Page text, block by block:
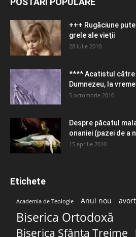
+++ Rugăciune
grele ale vieţii
28 iulie 2010
**** Acatistul
Dumnezeu, la
5 octombrie 2010
Despre păcatul
onaniei (pazei de a
15 aprilie 2010
Etichete
Academia de Teologie Anul nou avort
Biserica Ortodoxă
Biserica Sfânta Treime